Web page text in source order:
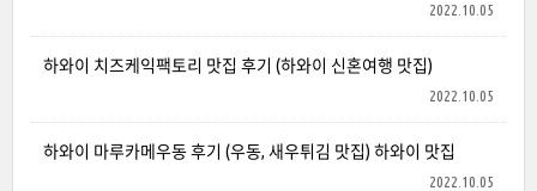
2022.10.05
하와이 치즈케익팩토리 맛집 후기 (하와이 신혼여행 맛집)
2022.10.05
하와이 마루카메우동 후기 (우동, 새우튀김 맛집) 하와이 맛집
2022.10.05